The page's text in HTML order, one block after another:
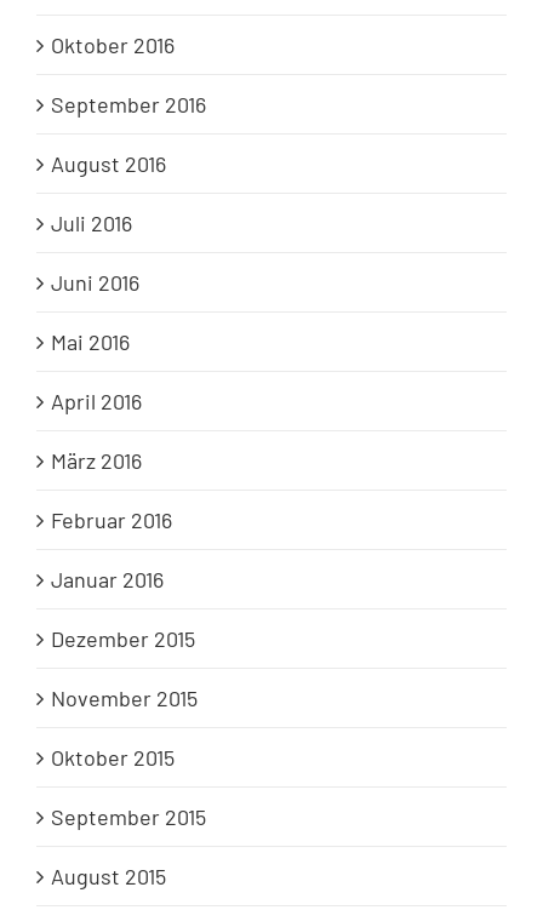
Oktober 2016
September 2016
August 2016
Juli 2016
Juni 2016
Mai 2016
April 2016
März 2016
Februar 2016
Januar 2016
Dezember 2015
November 2015
Oktober 2015
September 2015
August 2015